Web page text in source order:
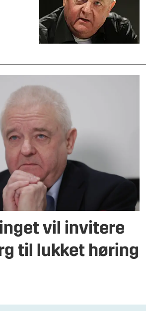
vil invitere
til lukket høring